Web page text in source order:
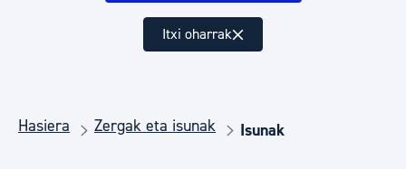
Itxi oharrak
Hasiera Zergak eta isunak Isunak